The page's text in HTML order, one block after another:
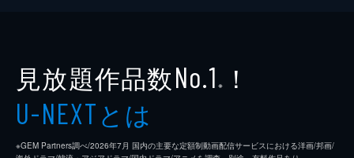
見放題作品数No.1 ※ ！
U-NEXTとは
※GEM Partners調べ/2026年7⽉ 国内の主要な定額制動画配信サービスにおける洋画/邦画/